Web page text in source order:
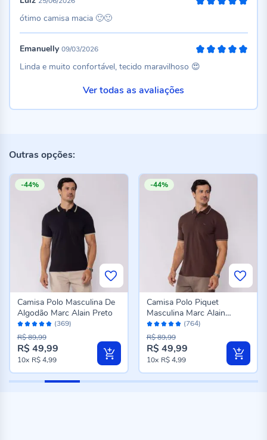
ótimo camisa macia 🙂🙂
Emanuelly 09/03/2026
Linda e muito confortável, tecido maravilhoso 😍
Ver todas as avaliações
Outras opções:
-44%
Avaliação:
96%
(369)
Camisa Polo Masculina De
Algodão Marc Alain Preto
R$ 49,99
R$ 89,99
10x R$ 4,99
-44%
Avaliação:
96%
(764)
Camisa Polo Piquet
Masculina Marc Alain
Marrom
R$ 49,99
R$ 89,99
10x R$ 4,99